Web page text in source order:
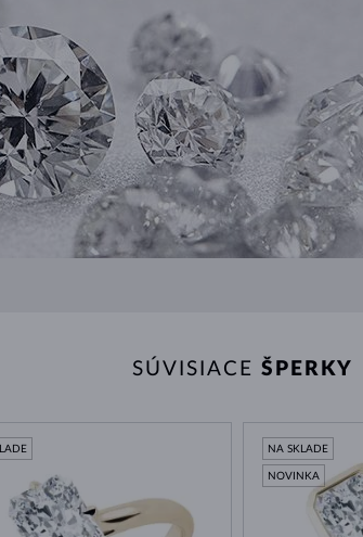
SÚVISIACE ŠPERKY
NA SKLADE
NOVINKA